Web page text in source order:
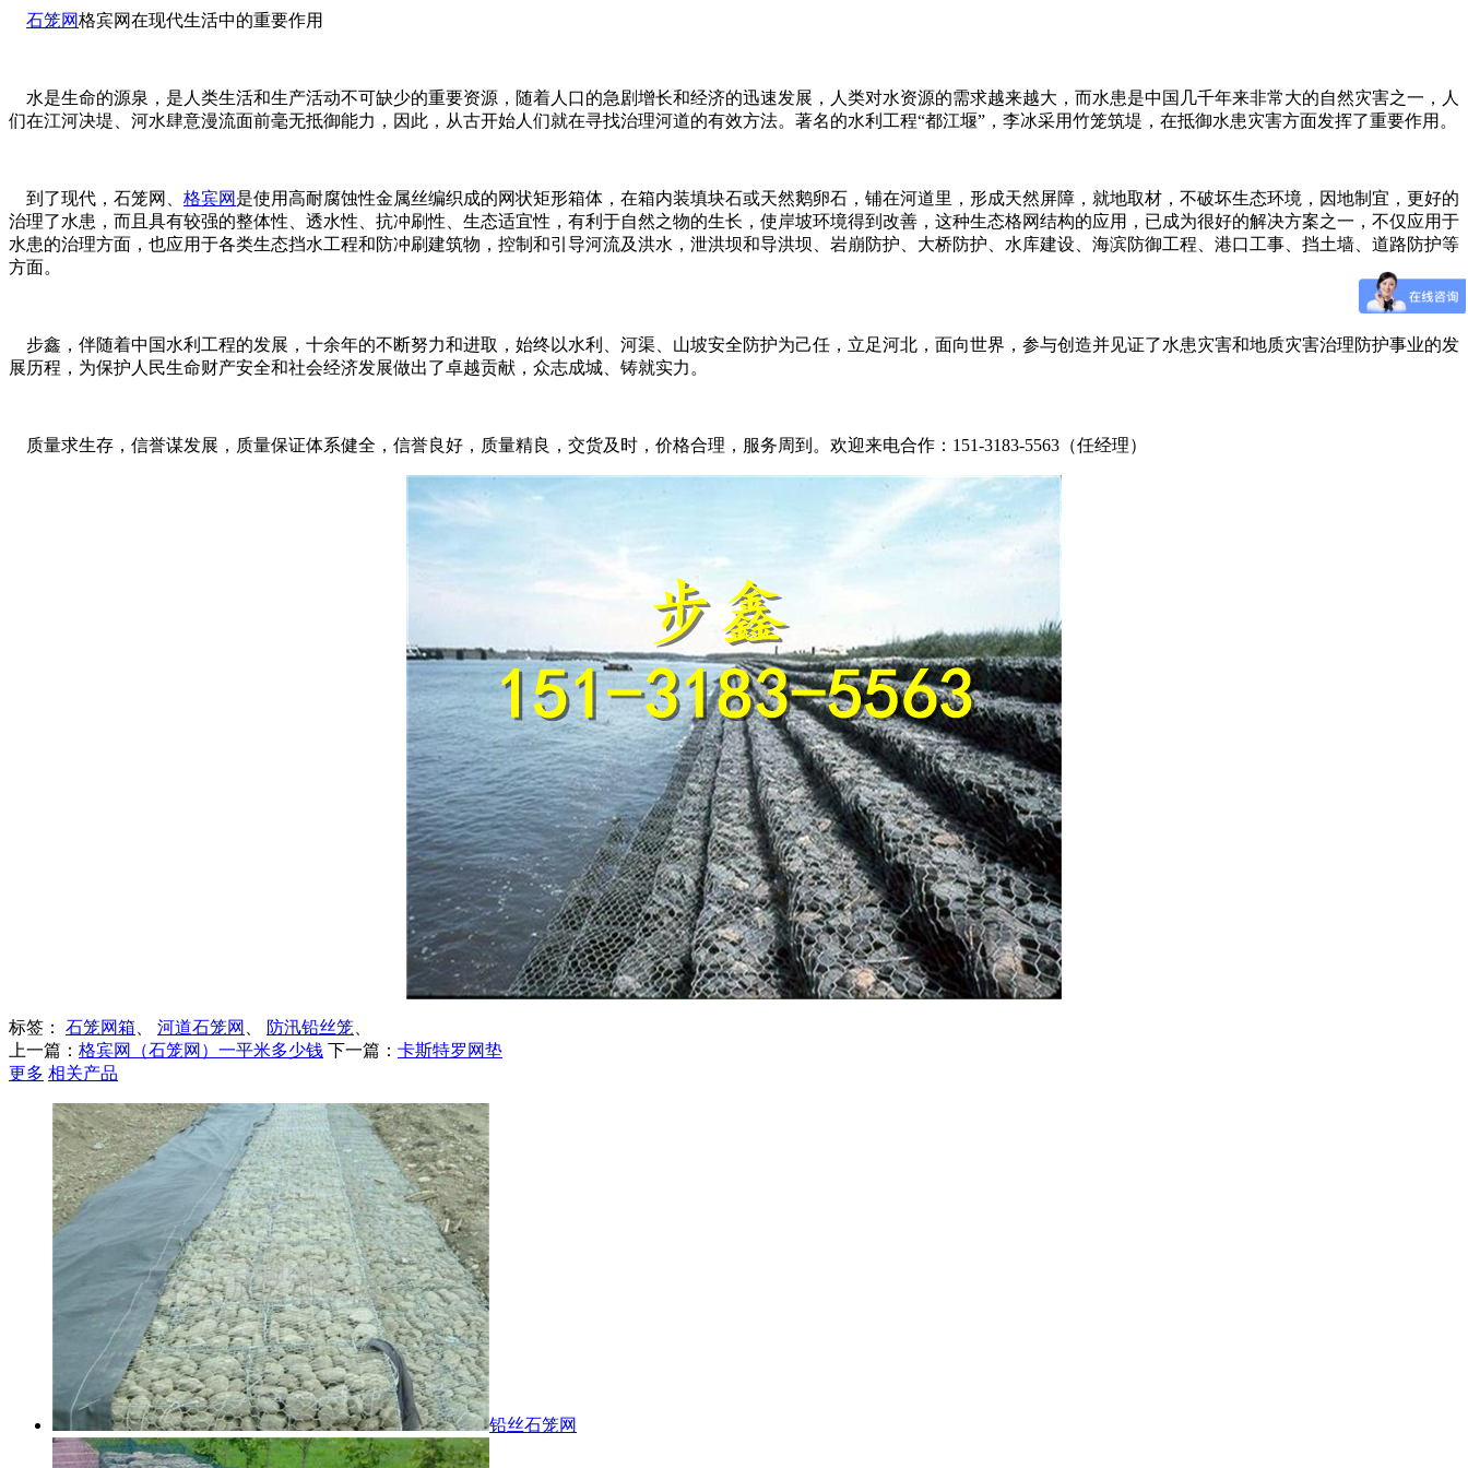
石笼网格宾网在现代生活中的重要作用
水是生命的源泉，是人类生活和生产活动不可缺少的重要资源，随着人口的急剧增长和经济的迅速发展，人类对水资源的需求越来越大，而水患是中国几千年来非常大的自然灾害之一，人
们在江河决堤、河水肆意漫流面前毫无抵御能力，因此，从古开始人们就在寻找治理河道的有效方法。著名的水利工程“都江堰”，李冰采用竹笼筑堤，在抵御水患灾害方面发挥了重要作用。
到了现代，石笼网、 格宾网 是使用高耐腐蚀性金属丝编织成的网状矩形箱体，在箱内装填块石或天然鹅卵石，铺在河道里，形成天然屏障，就地取材，不破坏生态环境，因地制宜，更好的
治理了水患，而且具有较强的整体性、透水性、抗冲刷性、生态适宜性，有利于自然之物的生长，使岸坡环境得到改善，这种生态格网结构的应用，已成为很好的解决方案之一，不仅应用于
水患的治理方面，也应用于各类生态挡水工程和防冲刷建筑物，控制和引导河流及洪水，泄洪坝和导洪坝、岩崩防护、大桥防护、水库建设、海滨防御工程、港口工事、挡土墙、道路防护等
方面。
步鑫，伴随着中国水利工程的发展，十余年的不断努力和进取，始终以水利、河渠、山坡安全防护为己任，立足河北，面向世界，参与创造并见证了水患灾害和地质灾害治理防护事业的发
展历程，为保护人民生命财产安全和社会经济发展做出了卓越贡献，众志成城、铸就实力。
质量求生存，信誉谋发展，质量保证体系健全，信誉良好，质量精良，交货及时，价格合理，服务周到。欢迎来电合作：151-3183-5563（任经理）
标签： 石笼网箱 河道石笼网 防汛铅丝笼
上一篇： 格宾网（石笼网）一平米多少钱 下一篇： 卡斯特罗网垫
更多 相关产品
铅丝石笼网